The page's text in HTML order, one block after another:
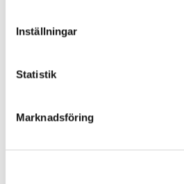
Inställningar
Statistik
Marknadsföring
KONTAKT
Besöksadress
Box 18, 295 21 Bromölla